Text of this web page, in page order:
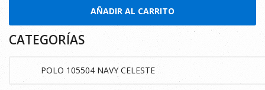
AÑADIR AL CARRITO
CATEGORÍAS